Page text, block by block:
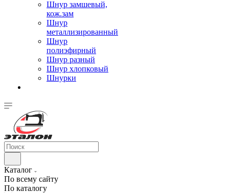
Шнур замшевый,
кож.зам
Шнур
металлизированный
Шнур
полиэфирный
Шнур разный
Шнур хлопковый
Шнурки
Каталог
По всему сайту
По каталогу